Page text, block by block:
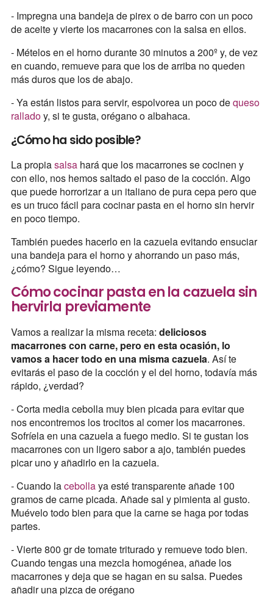
- Impregna una bandeja de pirex o de barro con un poco
de aceite y vierte los macarrones con la salsa en ellos.
- Mételos en el horno durante 30 minutos a 200º y, de vez
en cuando, remueve para que los de arriba no queden
más duros que los de abajo.
- Ya están listos para servir, espolvorea un poco dequeso
ralladoy, si te gusta, orégano o albahaca.
¿Cómo ha sido posible?
La propiasalsa hará que los macarrones se cocinen y
con ello, nos hemos saltado el paso de la cocción. Algo
que puede horrorizar a un italiano de pura cepa pero que
es un truco fácil para cocinar pasta en el horno sin hervir
en poco tiempo.
También puedes hacerlo en la cazuela evitando ensuciar
una bandeja para el horno y ahorrando un paso más,
¿cómo? Sigue leyendo…
Cómo cocinar pasta en la cazuela sin
hervirla previamente
Vamos a realizar la misma receta: deliciosos
macarrones con carne, pero en esta ocasión, lo
vamos a hacer todo en una misma cazuela. Así te
evitarás el paso de la cocción y el del horno, todavía más
rápido, ¿verdad?
- Corta media cebolla muy bien picada para evitar que
nos encontremos los trocitos al comer los macarrones.
Sofríela en una cazuela a fuego medio. Si te gustan los
macarrones con un ligero sabor a ajo, también puedes
picar uno y añadirlo en la cazuela.
- Cuando lacebollaya esté transparente añade 100
gramos de carne picada. Añade sal y pimienta al gusto.
Muévelo todo bien para que la carne se haga por todas
partes.
- Vierte 800 gr de tomate triturado y remueve todo bien.
Cuando tengas una mezcla homogénea, añade los
macarrones y deja que se hagan en su salsa. Puedes
añadir una pizca de orégano